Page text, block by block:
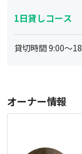
1日貸しコース
貸切時間9:00～
オーナー情報